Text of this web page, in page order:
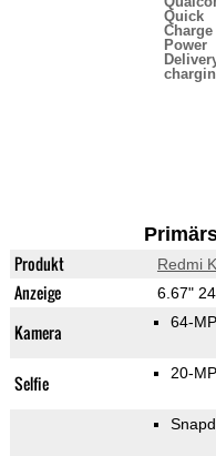
Quick
Charge
Power
Produkt Redmi
Anzeige 6.67"
Kamera 64-
Selfie 20-